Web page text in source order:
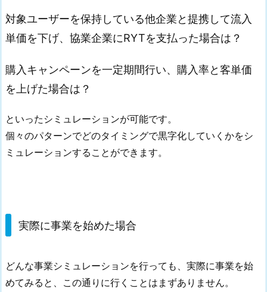
対象ユーザーを保持している他企業と提携して流入
単価を下げ、協業企業にRYTを支払った場合は？
購入キャンペーンを一定期間行い、購入率と客単価
を上げた場合は？
といったシミュレーションが可能です。
個々のパターンでどのタイミングで黒字化していくかをシ
ミュレーションすることができます。
実際に事業を始めた場合
どんな事業シミュレーションを行っても、実際に事業を始
めてみると、この通りに行くことはまずありません。